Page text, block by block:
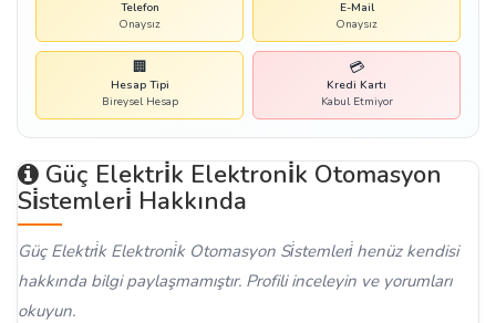
Telefon
Onaysız
E-Mail
Onaysız
🏢
Hesap Tipi
Bireysel Hesap
💳
Kredi Kartı
Kabul Etmiyor
Güç Elektri̇k Elektroni̇k Otomasyon
Si̇stemleri̇ Hakkında
Güç Elektri̇k Elektroni̇k Otomasyon Si̇stemleri̇ henüz kendisi
hakkında bilgi paylaşmamıştır. Profili inceleyin ve yorumları
okuyun.